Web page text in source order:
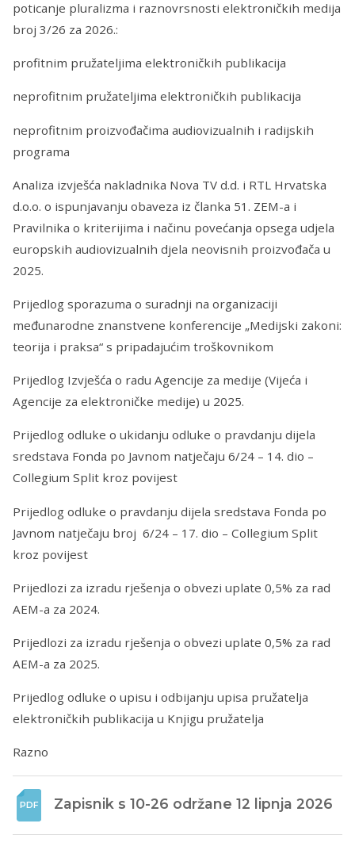
poticanje pluralizma i raznovrsnosti elektroničkih medija
broj 3/26 za 2026.:
profitnim pružateljima elektroničkih publikacija
neprofitnim pružateljima elektroničkih publikacija
neprofitnim proizvođačima audiovizualnih i radijskih
programa
Analiza izvješća nakladnika Nova TV d.d. i RTL Hrvatska
d.o.o. o ispunjavanju obaveza iz članka 51. ZEM-a i
Pravilnika o kriterijima i načinu povećanja opsega udjela
europskih audiovizualnih djela neovisnih proizvođača u
2025.
Prijedlog sporazuma o suradnji na organizaciji
međunarodne znanstvene konferencije „Medijski zakoni:
teorija i praksa“ s pripadajućim troškovnikom
Prijedlog Izvješća o radu Agencije za medije (Vijeća i
Agencije za elektroničke medije) u 2025.
Prijedlog odluke o ukidanju odluke o pravdanju dijela
sredstava Fonda po Javnom natječaju 6/24 – 14. dio –
Collegium Split kroz povijest
Prijedlog odluke o pravdanju dijela sredstava Fonda po
Javnom natječaju broj 6/24 – 17. dio – Collegium Split
kroz povijest
Prijedlozi za izradu rješenja o obvezi uplate 0,5% za rad
AEM-a za 2024.
Prijedlozi za izradu rješenja o obvezi uplate 0,5% za rad
AEM-a za 2025.
Prijedlog odluke o upisu i odbijanju upisa pružatelja
elektroničkih publikacija u Knjigu pružatelja
Razno
Zapisnik s 10-26 održane 12 lipnja 2026